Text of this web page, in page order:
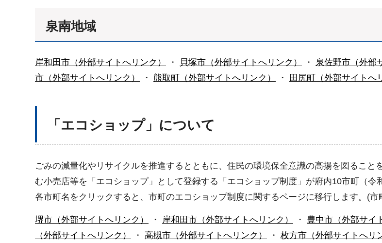
泉南地域
岸和田市（外部サイトへリンク） ・ 貝塚市（外部サイトへリンク） ・ 泉佐野市（外部
市（外部サイトへリンク）
・ 熊取町（外部サイトへリンク） ・ 田尻町（外部サイトへ
「エコショップ」について
ごみの減量化やリサイクルを推進するとともに、住民の環境保全意識の高揚を図るこ
む小売店等を「エコショップ」として登録する「エコショップ制度」が府内10市町（令
各市町名をクリックすると、市町のエコショップ制度に関するページに移行します。(市
堺市（外部サイトへリンク） ・ 岸和田市（外部サイトへリンク） ・ 豊中市（外部サイ
（外部サイトへリンク）
・ 高槻市（外部サイトへリンク） ・ 枚方市（外部サイトへリ